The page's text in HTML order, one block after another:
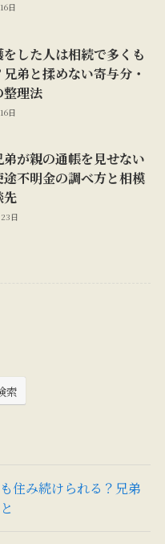
日
した人は相続で多くも
弟と揉めない寄与分・
整理法
日
が親の通帳を見せない
途不明金の調べ方と相模
先
日
索
住み続けられる？兄弟